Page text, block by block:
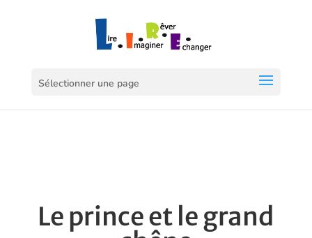
Sélectionner une page
Le prince et le grand